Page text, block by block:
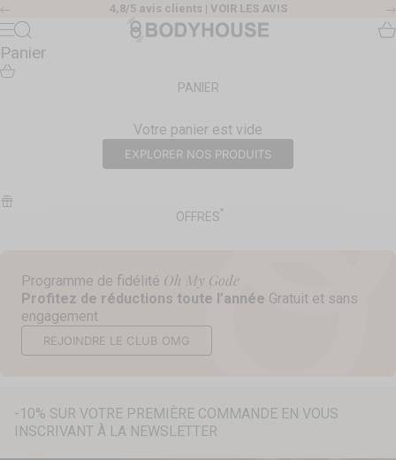
Passer au contenu
Précédent 4,8/5 avis clients | VOIR LES AVIS
Body House
Menu
Recherche
Panier
PANIER
Votre panier est vide
EXPLORER NOS PRODUITS
OFFRES
Programme de fidélité Oh My Gode
Profitez de réductions toute l’année Gratuit et sans
engagement
REJOINDRE LE CLUB OMG
-10% SUR VOTRE PREMIÈRE COMMANDE EN VOUS
INSCRIVANT À LA NEWSLETTER